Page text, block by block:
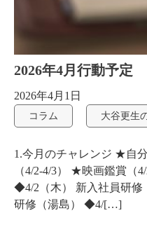
2026年4月行動予定
2026年4月1日
コラム 大谷更生
1.今月のチャレンジ ★自
（4/2-4/3） ★映画鑑賞
◆4/2（木） 新入社員研修
研修（湯島） ◆4/[…]